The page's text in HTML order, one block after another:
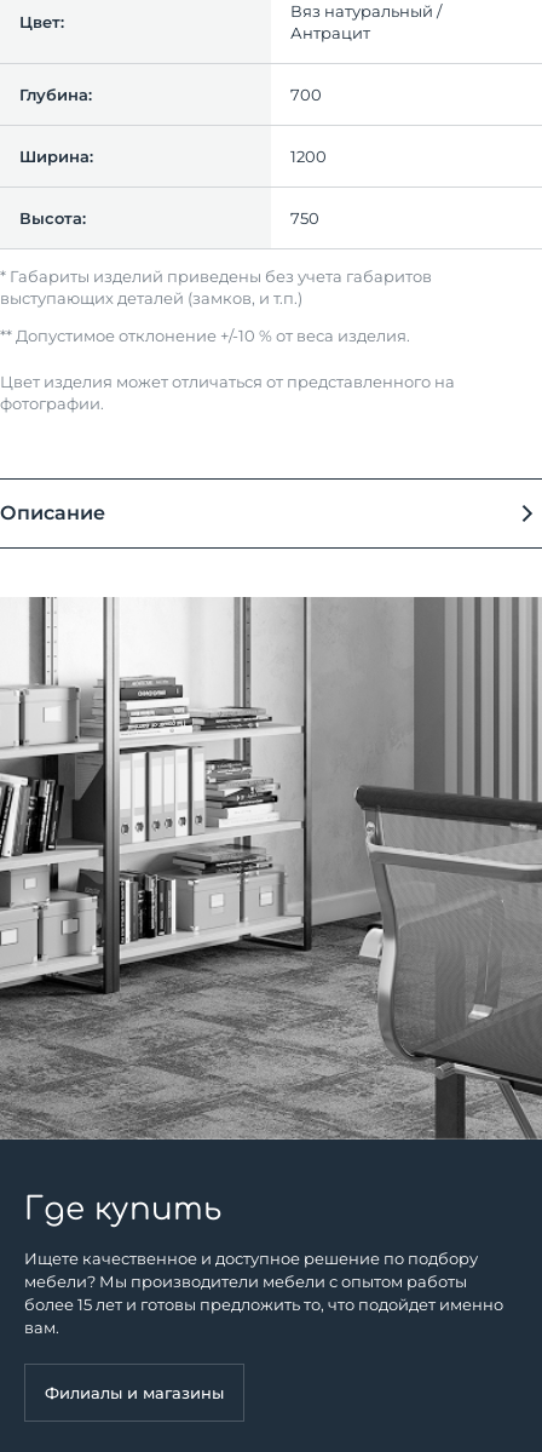
Цвет:
Вяз натуральный /
Антрацит
Глубина: 700
Ширина: 1200
Высота: 750
* Габариты изделий приведены без учета габаритов
выступающих деталей (замков, и т.п.)
** Допустимое отклонение +/-10 % от веса изделия.
Цвет изделия может отличаться от представленного на
фотографии.
Описание
широкого использования дома и на работе, обустройстве
офисов, аудиторий, переговорных, школ. Удобны и просты в
эксплуатации.
Столешница - ламинированная плита ДСтП 25 мм, с
лазерной ABS кромкой толщиной 2 мм с полимерным
функциональным слоем (Германия), которая
обеспечивает эффект нулевого шва и улучшает
влагостойкость и термостойкость столешницы
Опоры металлические - две П-образные опоры из труб
сечением 60*30 мм
Две металлические траверсы
Соединение деталей металлокаркаса при помощи
винтов
Порошковое покрытие муар
Опоры со скрытой регулировкой по высоте
Особенности:
стола
Возможность установки настольных экранов и
защитных панелей (в комплект стола не входят)
Где купить
Ищете качественное и доступное решение по подбору
мебели? Мы производители мебели с опытом работы
более 15 лет и готовы предложить то, что подойдет именно
вам.
Филиалы и магазины